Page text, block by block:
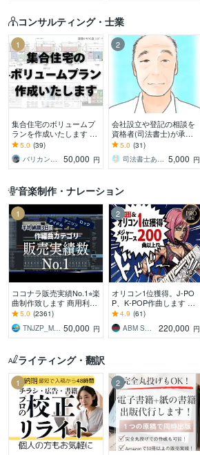
コンサルティング・士業
1
集合住宅のボリュームプ
ランを作成いたします ～
その土地に最適なプラン
をお届け～
5.0 (39)
バリカン（ナカガワ）
50,000 円
2
会社設立や登記の相談を
資格者(司法書士)が承り
ます ひとつの案件につ
き、回数無制限で問合せ
が可能です
5.0 (31)
司法書士あきやま事務所 5,000 円
音楽制作・ナレーション
1
ココナラ販売実績No.1⭐︎楽
曲制作致します 商用利用
OK♫ リピーター多数の楽
曲制作サービスです
5.0 (2361)
50,000 円
2
オリコン1位獲得。J-PO
P、K-POP作曲します メ
ジャーレーベル同様、完
全プロクオリティで製作
します。
4.9 (61)
220,000 円
ライティング・翻訳
1 2